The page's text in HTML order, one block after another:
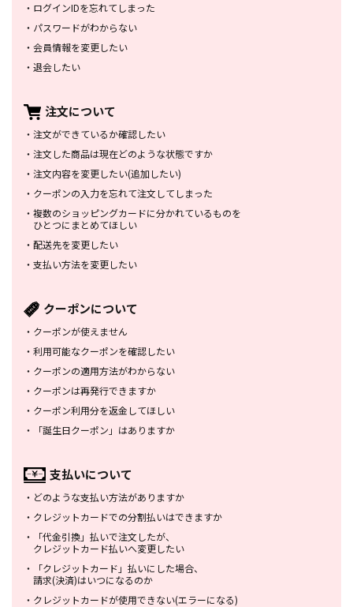
・ ログインIDを忘れてしまった
・ パスワードがわからない
・ 会員情報を変更したい
・ 退会したい
注文について
・ 注文ができているか確認したい
・ 注文した商品は現在どのような状態ですか
・ 注文内容を変更したい(追加したい)
・ クーポンの入力を忘れて注文してしまった
・ 複数のショッピングカードに分かれているものを
ひとつにまとめてほしい
・ 配送先を変更したい
・ 支払い方法を変更したい
クーポンについて
・ クーポンが使えません
・ 利用可能なクーポンを確認したい
・ クーポンの適用方法がわからない
・ クーポンは再発行できますか
・ クーポン利用分を返金してほしい
・
「誕生日クーポン」はありますか
支払いについて
・ どのような支払い方法がありますか
・ クレジットカードでの分割払いはできますか
・
「代金引換」払いで注文したが、
クレジットカード払いへ変更したい
・
「クレジットカード」払いにした場合、
請求(決済)はいつになるのか
・ クレジットカードが使用できない(エラーになる)